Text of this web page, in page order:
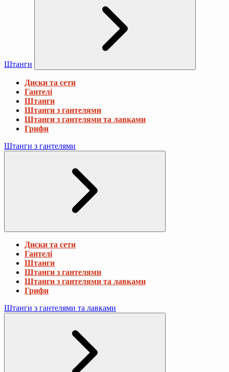
Штанги
Диски та сети
Гантелі
Штанги
Штанги з гантелями
Штанги з гантелями та лавками
Грифи
Штанги з гантелями
Диски та сети
Гантелі
Штанги
Штанги з гантелями
Штанги з гантелями та лавками
Грифи
Штанги з гантелями та лавками